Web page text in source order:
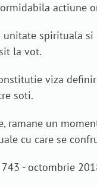
actiune
unitate spirituala
la vot.
viza
soti.
un
cu care se
- octombrie